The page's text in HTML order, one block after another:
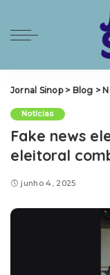
Jornal Sinop> Blog >
Notícias
Fake news
eleitoral
junho 4, 2025